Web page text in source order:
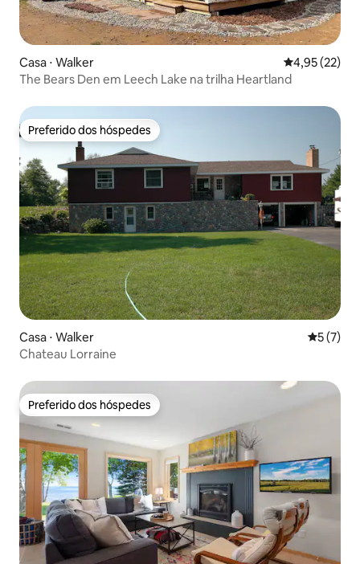
Casa ⋅ Walker 4,95 de uma
4,95 (22)
The Bears Den em Leech Lake na trilha Heartland
Preferido dos hóspedes
Preferido dos hóspedes
Casa ⋅ Walker 5 de
5 (7)
Chateau Lorraine
Preferido dos hóspedes
Preferido dos hóspedes